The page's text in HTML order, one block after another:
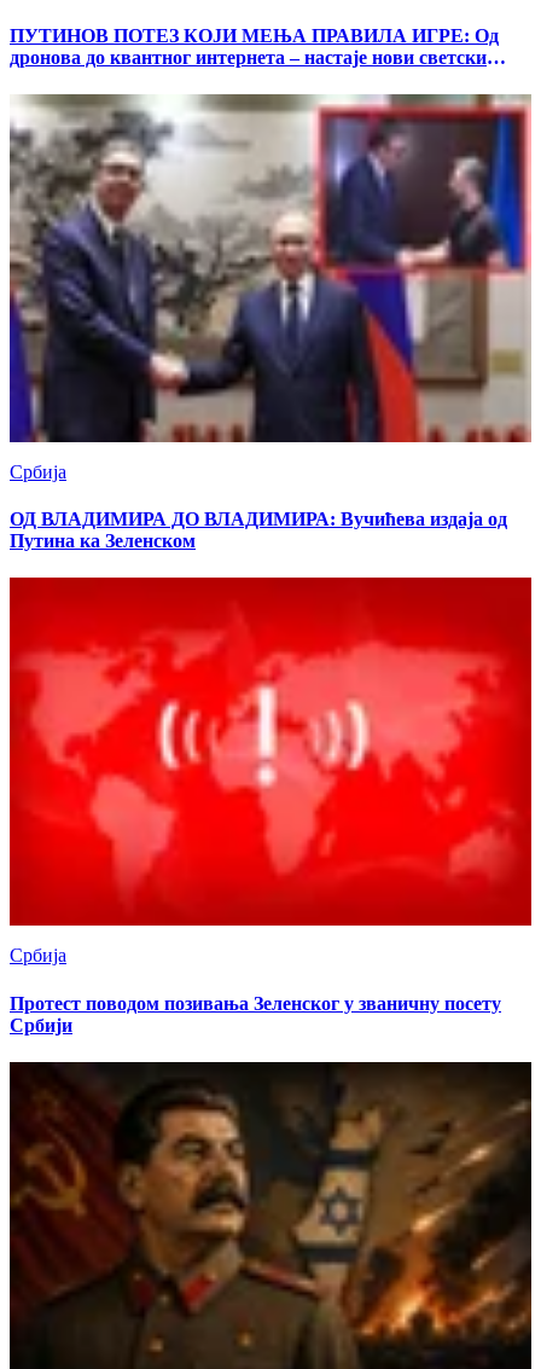
ПУТИНОВ ПОТЕЗ КОЈИ МЕЊА ПРАВИЛА ИГРЕ: Од
дронова до квантног интернета – настаје нови светски
Србија
ОД ВЛАДИМИРА ДО ВЛАДИМИРА: Вучићева издаја од
Путина ка Зеленском
Србија
Протест поводом позивања Зеленског у званичну посету
Србији